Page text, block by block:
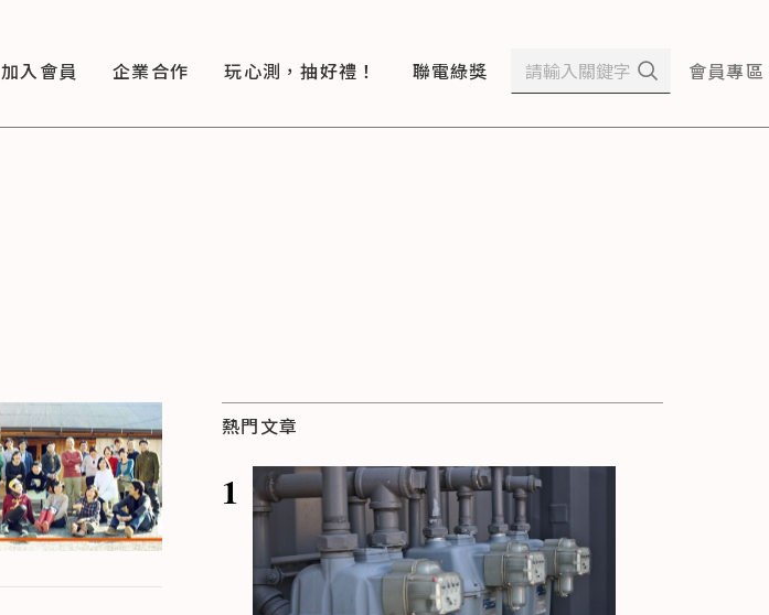
加入會員 企業合作 玩心測，抽好禮！ 聯電綠獎 會員專區
熱門文章
1